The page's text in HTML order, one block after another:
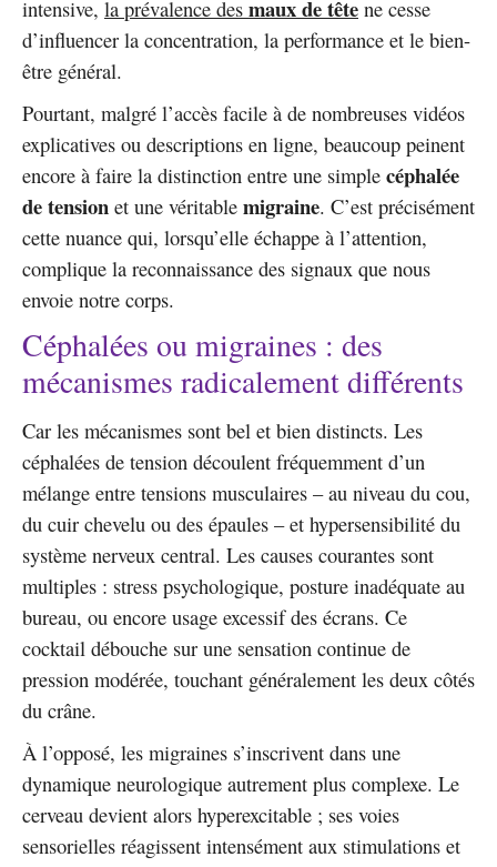
intensive, la prévalence des maux de tête ne cesse
d’influencer la concentration, la performance et le bien-
être général.
Pourtant, malgré l’accès facile à de nombreuses vidéos
explicatives ou descriptions en ligne, beaucoup peinent
encore à faire la distinction entre une simple céphalée
de tension et une véritable migraine. C’est précisément
cette nuance qui, lorsqu’elle échappe à l’attention,
complique la reconnaissance des signaux que nous
envoie notre corps.
Céphalées ou migraines : des
mécanismes radicalement différents
Car les mécanismes sont bel et bien distincts. Les
céphalées de tension découlent fréquemment d’un
mélange entre tensions musculaires – au niveau du cou,
du cuir chevelu ou des épaules – et hypersensibilité du
système nerveux central. Les causes courantes sont
multiples : stress psychologique, posture inadéquate au
bureau, ou encore usage excessif des écrans. Ce
cocktail débouche sur une sensation continue de
pression modérée, touchant généralement les deux côtés
du crâne.
À l’opposé, les migraines s’inscrivent dans une
dynamique neurologique autrement plus complexe. Le
cerveau devient alors hyperexcitable ; ses voies
sensorielles réagissent intensément aux stimulations et